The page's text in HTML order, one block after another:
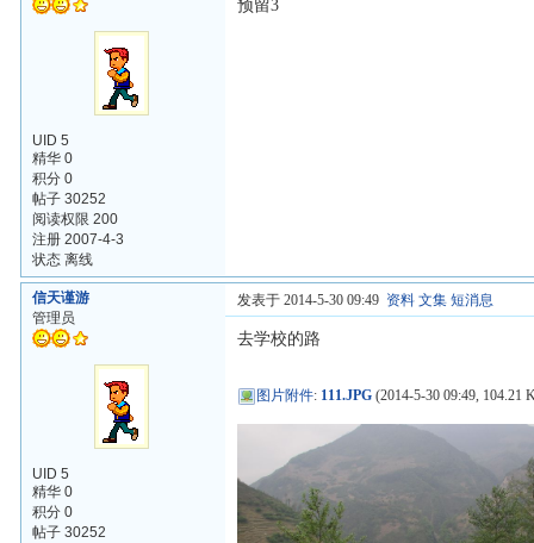
UID 5
精华 0
积分 0
帖子 30252
阅读权限 200
注册 2007-4-3
状态 离线
预留3
信天谨游
管理员
UID 5
精华 0
积分 0
帖子 30252
发表于 2014-5-30 09:49 资料 文集 短消息
去学校的路
图片附件: 111.JPG (2014-5-30 09:49, 104.21